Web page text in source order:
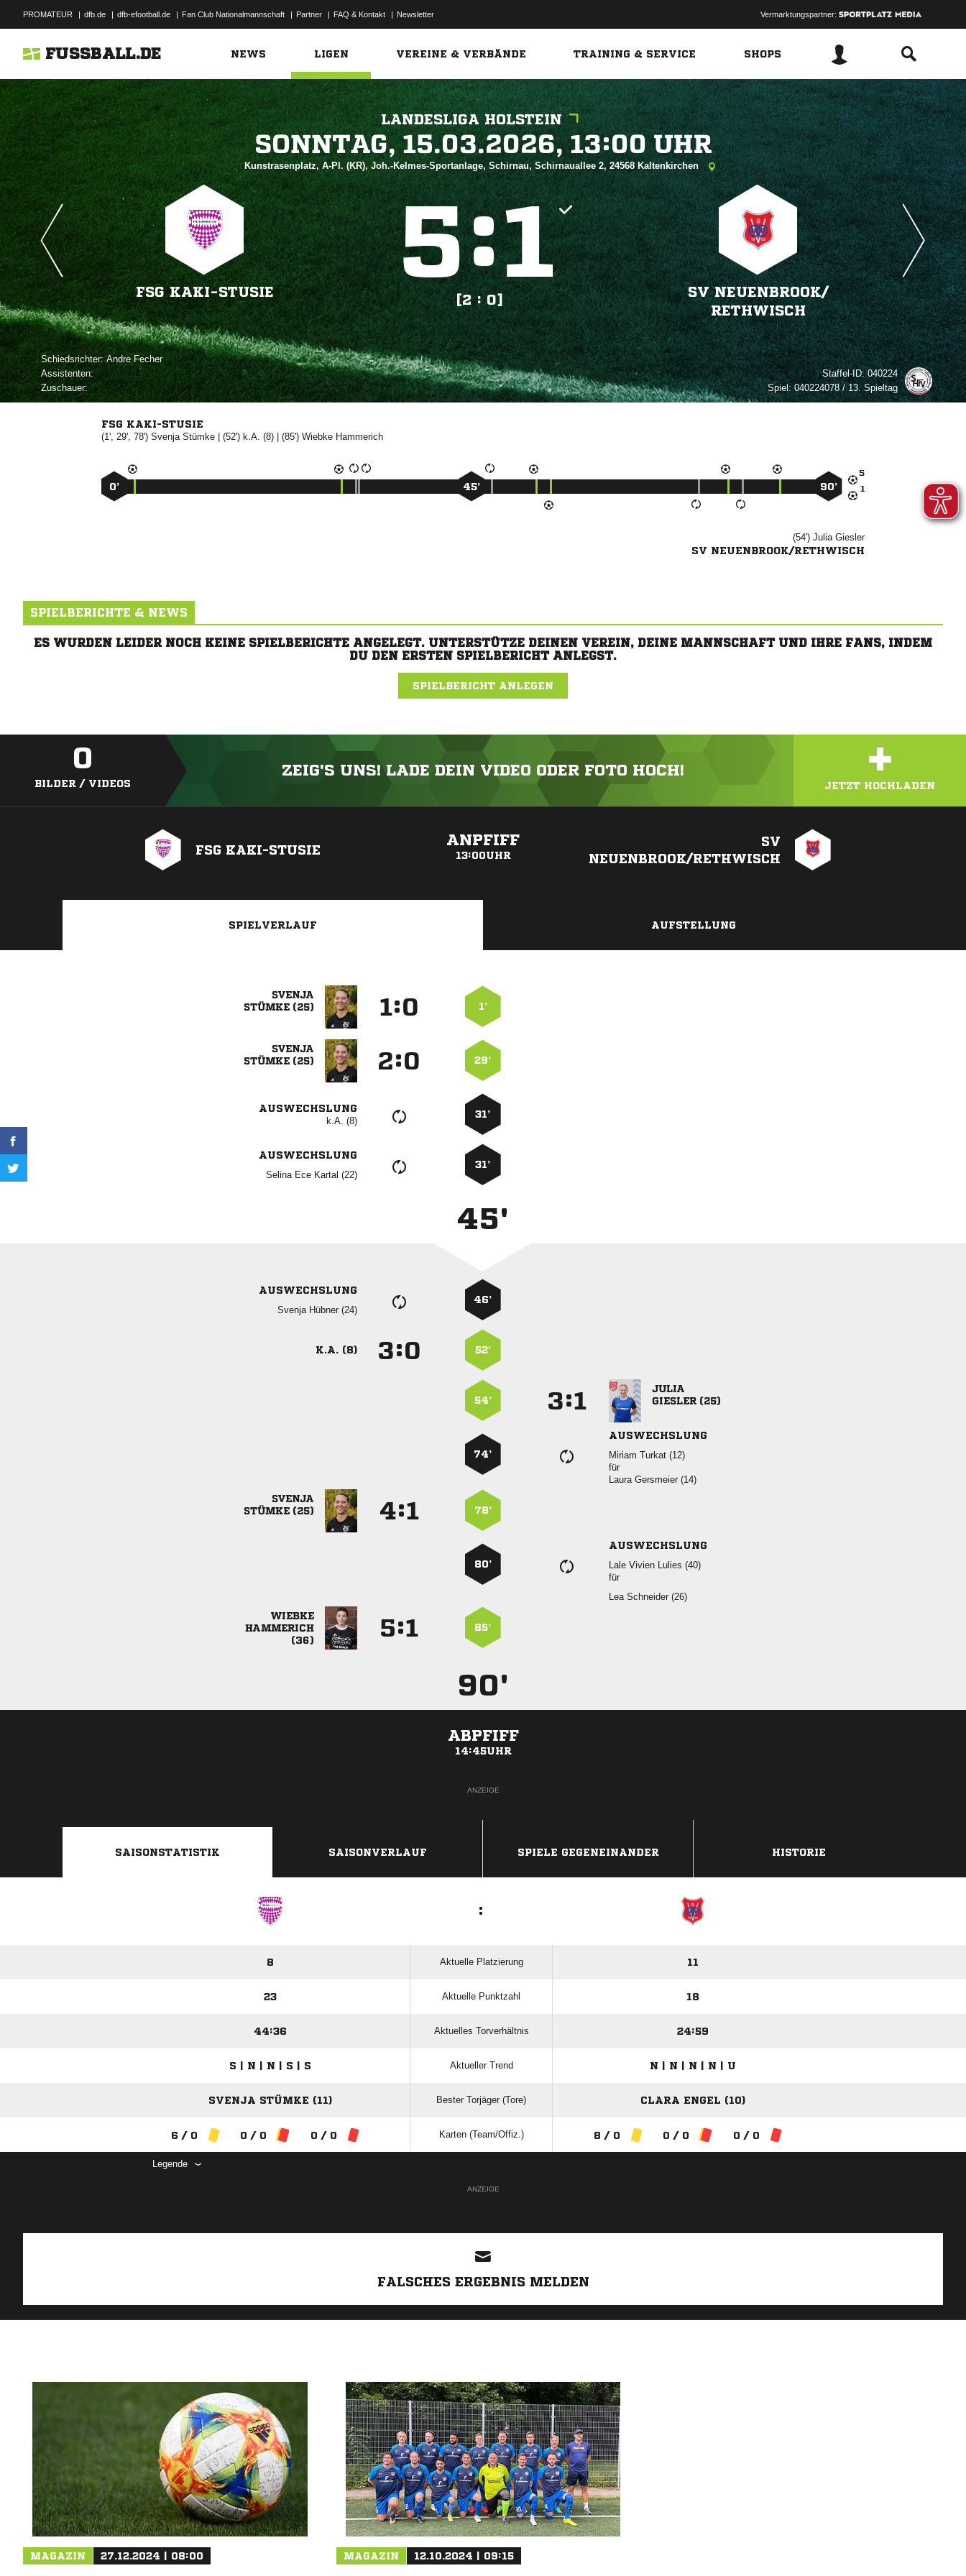
PROMATEUR | dfb.de | dfb-efootball.de | Fan Club Nationalmannschaft | Partner | FAQ & Kontakt | Newsletter Vermarktungspartner:
FUSSBALL.DE NEWS LIGEN VEREINE & VERBÄNDE TRAINING & SERVICE SHOPS
LANDESLIGA HOLSTEIN
   
Kunstrasenplatz, A-Pl. (KR), Joh.-Kelmes-Sportanlage, Schirnau, Schirnauallee 2, 24568 Kaltenkirchen
FSG KAKI-STUSIE
:
[2 : 0]
SV NEUENBROOK/​
RETHWISCH
Schiedsrichter: 
Assistenten:
Zuschauer:
Staffel-ID:040224
Spiel:040224078 / 13. Spieltag
FSG KAKI-STUSIE
(1', 29', 78') | (52') k.A. (8) | (85') 


0’ 45’ 90’
(54') 
SV NEUENBROOK/RETHWISCH
SPIELBERICHTE & NEWS
ES WURDEN LEIDER NOCH KEINE SPIELBERICHTE ANGELEGT. UNTERSTÜTZE DEINEN VEREIN, DEINE MANNSCHAFT UND IHRE FANS, INDEM
DU DEN ERSTEN SPIELBERICHT ANLEGST.
SPIELBERICHT ANLEGEN
0
BILDER / VIDEOS
ZEIG'S UNS! LADE DEIN VIDEO ODER FOTO HOCH! +
JETZT HOCHLADEN
FSG KAKI-STUSIE
ANPFIFF
13:00UHR
SV
NEUENBROOK/RETHWISCH
SPIELVERLAUF AUFSTELLUNG

 
: 1’

 
: 29’
AUSWECHSLUNG
k.A. (8)
31’
AUSWECHSLUNG
   
31’
45'
AUSWECHSLUNG
  
46’
K.A. (8) : 52’
54’ :

 
74’
AUSWECHSLUNG
  
für
  

 
: 78’
80’
AUSWECHSLUNG
   
für
  



: 85’
90'
ABPFIFF
14:45UHR
ANZEIGE
SAISONSTATISTIK SAISONVERLAUF SPIELE GEGENEINANDER HISTORIE
:
8 Aktuelle Platzierung 11
23 Aktuelle Punktzahl 18
44:36 Aktuelles Torverhältnis 24:59
S | N | N | S | S Aktueller Trend N | N | N | N | U
SVENJA STÜMKE (11) Bester Torjäger (Tore) CLARA ENGEL (10)
6 / 0 0 / 0 0 / 0 Karten (Team/Offiz.) 8 / 0 0 / 0 0 / 0
Legende
ANZEIGE
FALSCHES ERGEBNIS MELDEN
MAGAZIN 27.12.2024 | 08:00 MAGAZIN 12.10.2024 | 09:15